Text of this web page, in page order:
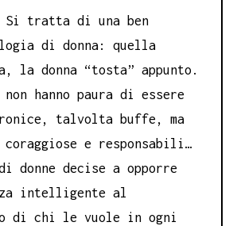
Si tratta di una ben
di donna: quella
la donna “tosta” appunto.
non hanno paura di essere
talvolta buffe, ma
coraggiose e responsabili…
donne decise a opporre
intelligente al
di chi le vuole in ogni